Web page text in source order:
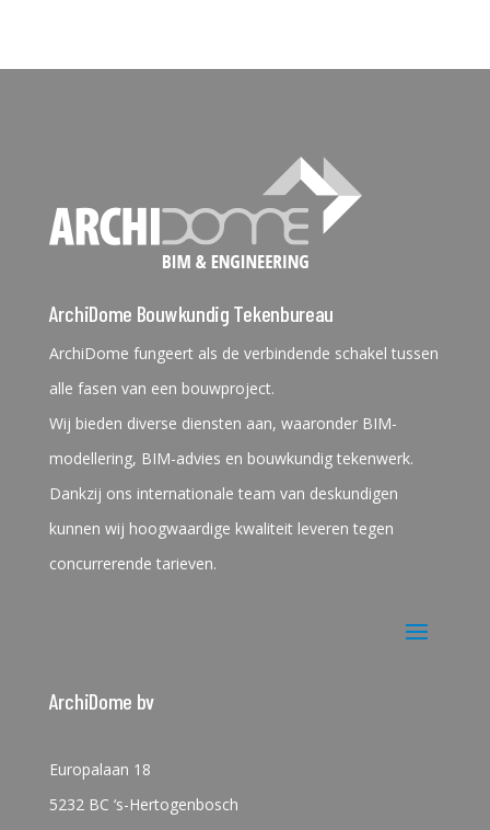
ArchiDome Bouwkundig Tekenbureau
ArchiDome fungeert als de verbindende schakel tussen
alle fasen van een bouwproject.
Wij bieden diverse diensten aan, waaronder BIM-
modellering, BIM-advies en bouwkundig tekenwerk.
Dankzij ons internationale team van deskundigen
kunnen wij hoogwaardige kwaliteit leveren tegen
concurrerende tarieven.
ArchiDome bv
Europalaan 18
5232 BC ‘s-Hertogenbosch